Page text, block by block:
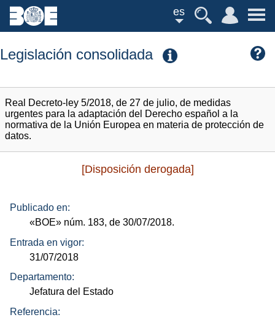
es
Legislación consolidada
Real Decreto-ley 5/2018, de 27 de julio, de medidas
urgentes para la adaptación del Derecho español a la
normativa de la Unión Europea en materia de protección de
datos.
[Disposición derogada]
Publicado en:
«BOE» núm. 183, de 30/07/2018.
Entrada en vigor:
31/07/2018
Departamento:
Jefatura del Estado
Referencia: